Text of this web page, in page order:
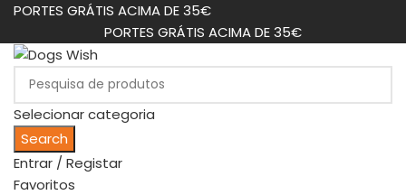
PORTES GRÁTIS ACIMA DE 35€
PORTES GRÁTIS ACIMA DE 35€
Selecionar categoria
Search
Entrar / Registar
Favoritos